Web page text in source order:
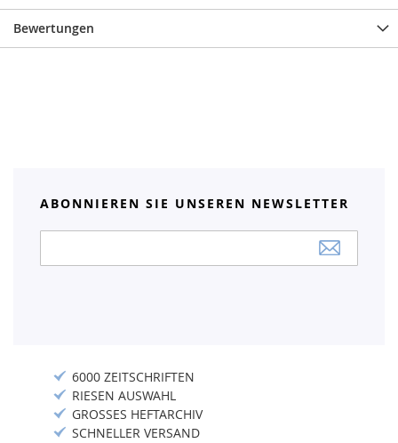
Bewertungen
ABONNIEREN SIE UNSEREN NEWSLETTER
Newsletter:
6000 ZEITSCHRIFTEN
RIESEN AUSWAHL
GROSSES HEFTARCHIV
SCHNELLER VERSAND